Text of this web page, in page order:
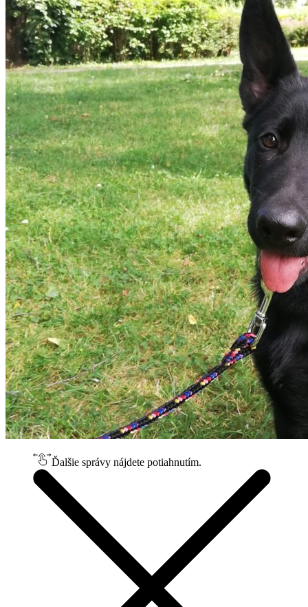
Ďalšie správy nájdete potiahnutím.